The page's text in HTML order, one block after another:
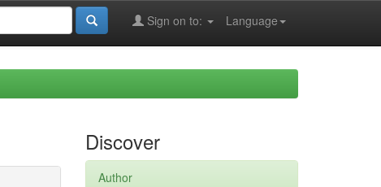
Language
Sign on to:
Discover
Author